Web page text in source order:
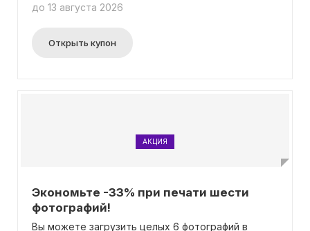
невероятную скидку в размере 42%. Это
воспоминания в виде качественных отпечатков
по невероятно доступной цене. И самое лучшее,
до 13 августа 2026
Открыть купон
АКЦИЯ
Экономьте -33% при печати шести
фотографий!
Вы можете загрузить целых 6 фотографий в